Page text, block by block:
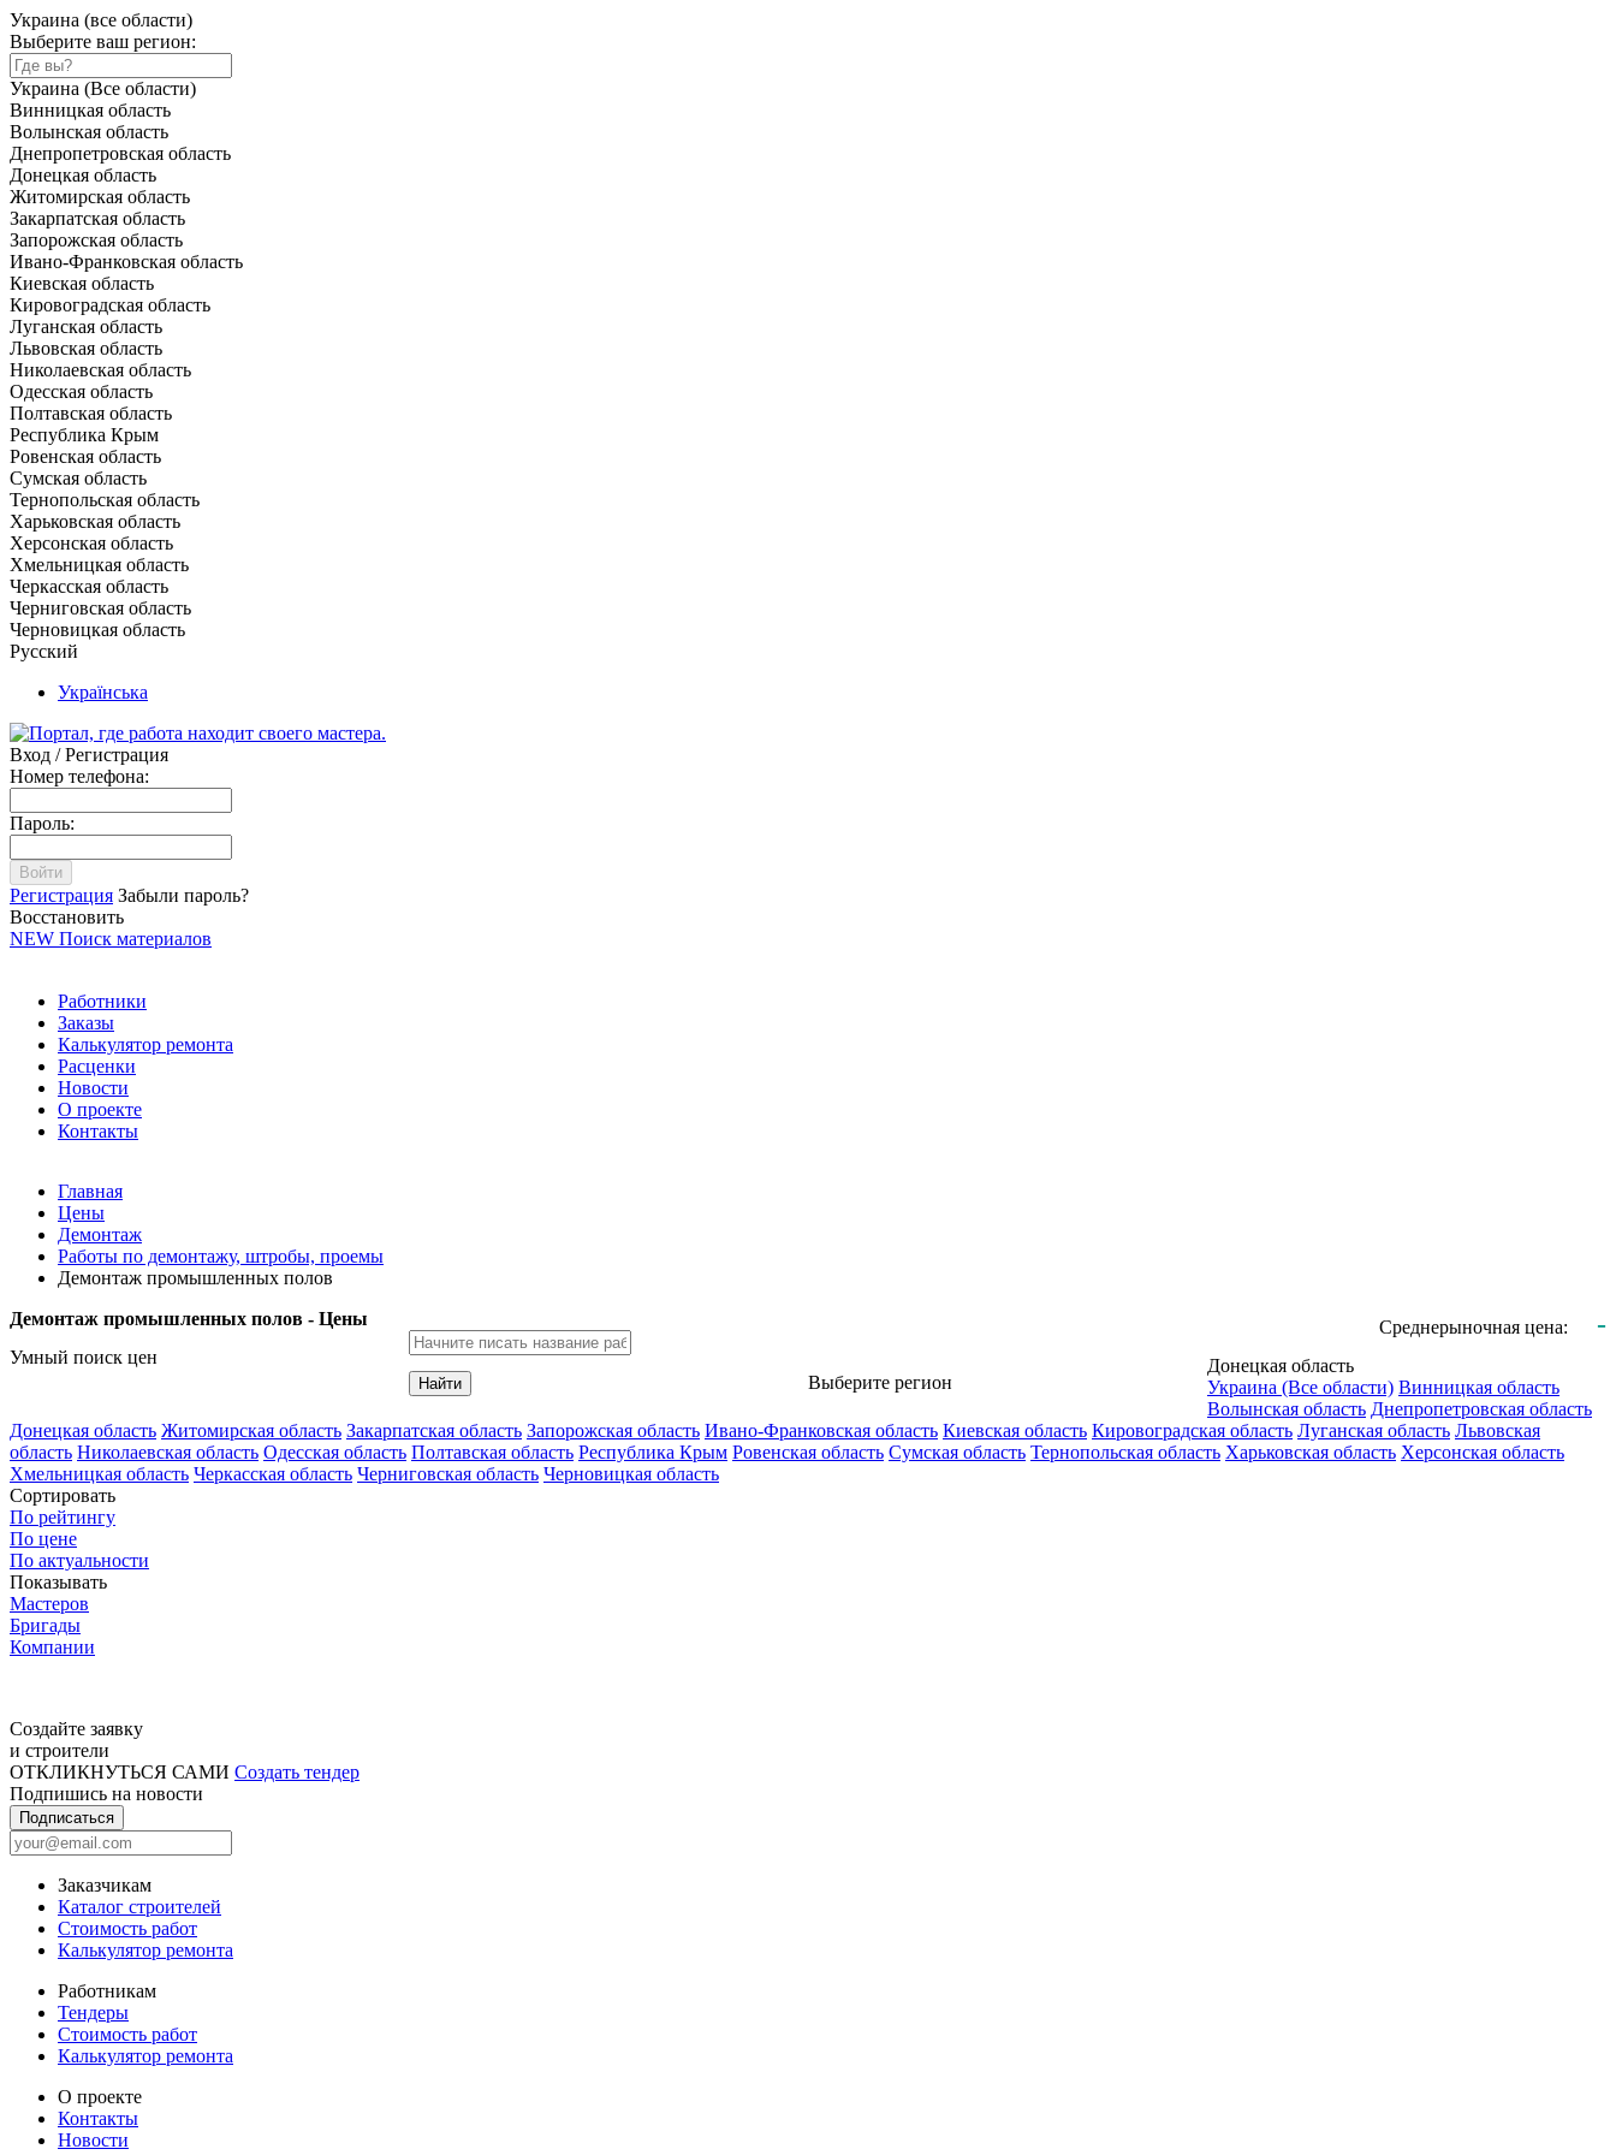
Украина (все области)
Выберите ваш регион:
Украина (Все области)
Винницкая область
Волынская область
Днепропетровская область
Донецкая область
Житомирская область
Закарпатская область
Запорожская область
Ивано-Франковская область
Киевская область
Кировоградская область
Луганская область
Львовская область
Николаевская область
Одесская область
Полтавская область
Республика Крым
Ровенская область
Сумская область
Тернопольская область
Харьковская область
Херсонская область
Хмельницкая область
Черкасская область
Черниговская область
Черновицкая область
Русский
Українська
Вход / Регистрация
Номер телефона:
Пароль:
Войти
Регистрация Забыли пароль?
Восстановить
NEW Поиск материалов
Работники
Заказы
Калькулятор ремонта
Расценки
Новости
О проекте
Контакты
Главная
Цены
Демонтаж
Работы по демонтажу, штробы, проемы
Демонтаж промышленных полов
Демонтаж промышленных полов - Цены
Среднерыночная цена: -
Умный поиск цен
Найти Выберите регион
Донецкая область
Украина (Все области) Винницкая область
Волынская область Днепропетровская область
Донецкая область Житомирская область Закарпатская область Запорожская область Ивано-Франковская область Киевская область Кировоградская область Луганская область Львовская
область Николаевская область Одесская область Полтавская область Республика Крым Ровенская область Сумская область Тернопольская область Харьковская область Херсонская область
Хмельницкая область Черкасская область Черниговская область Черновицкая область
Сортировать
По рейтингу
По цене
По актуальности
Показывать
Мастеров
Бригады
Компании
Создайте заявку
и строители
ОТКЛИКНУТЬСЯ САМИ Создать тендер
Подпишись на новости
Подписаться
Заказчикам
Каталог строителей
Стоимость работ
Калькулятор ремонта
Работникам
Тендеры
Стоимость работ
Калькулятор ремонта
О проекте
Контакты
Новости